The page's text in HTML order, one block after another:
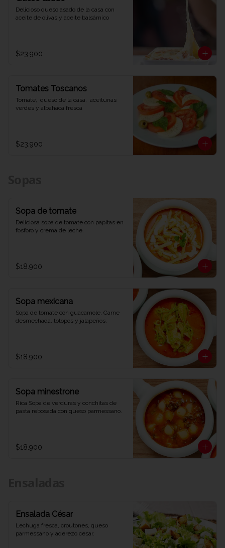
Delicioso queso asado de la casa con
aceite de olivas y aceite balsámico
$23.900
Tomates Toscanos
Tomate,  queso de la casa,  aceitunas
verdes y albahaca fresca
$23.900
Sopa de tomate
Deliciosa sopa de tomate con papitas en
fosforo y crema de leche.
$18.900
Sopa mexicana
Sopa de tomate con guacamole, Carne
desmechada, totopos y jalapeños.
$18.900
Sopa minestrone
Rica Sopa de verduras y conchitas de
pasta rebosada con queso parmessano.
$18.900
Ensalada César
Lechuga fresca, croutones, queso
parmessano y aderezo cesar.